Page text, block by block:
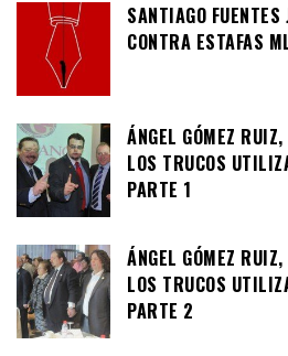
SANTIAGO
CONTRA ESTAFAS
ÁNGEL GÓMEZ
LOS TRUCOS
PARTE 1
ÁNGEL GÓMEZ
LOS TRUCOS
PARTE 2